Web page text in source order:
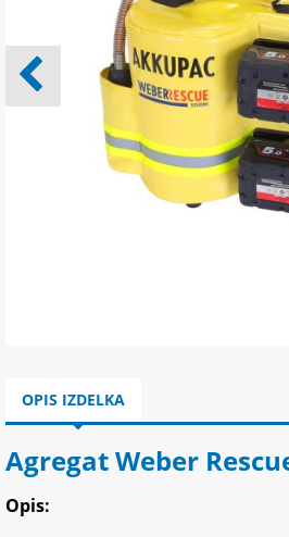
OPIS IZDELKA
Agregat Weber
Opis: